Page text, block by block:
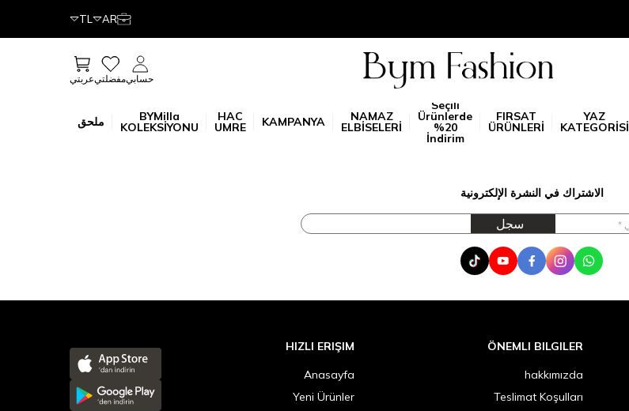
AR
TL
حسابيمفضلتيعربتي
YAZ
KATEGORİSİ
FIRSAT
ÜRÜNLERİ
Seçili
Ürünlerde
%20
İndirim
NAMAZ
ELBİSELERİ
KAMPANYA
HAC
UMRE
BYMilla
KOLEKSİYONU ملحق
الاشتراك في النشرة الإلكترونية
سجل
WhatsApp
Instagram
Facebook
Youtube
Tik Tok
ÖNEMLI BILGILER
hakkımızda
Teslimat Koşulları
HIZLI ERIŞIM
Anasayfa
Yeni Ürünler